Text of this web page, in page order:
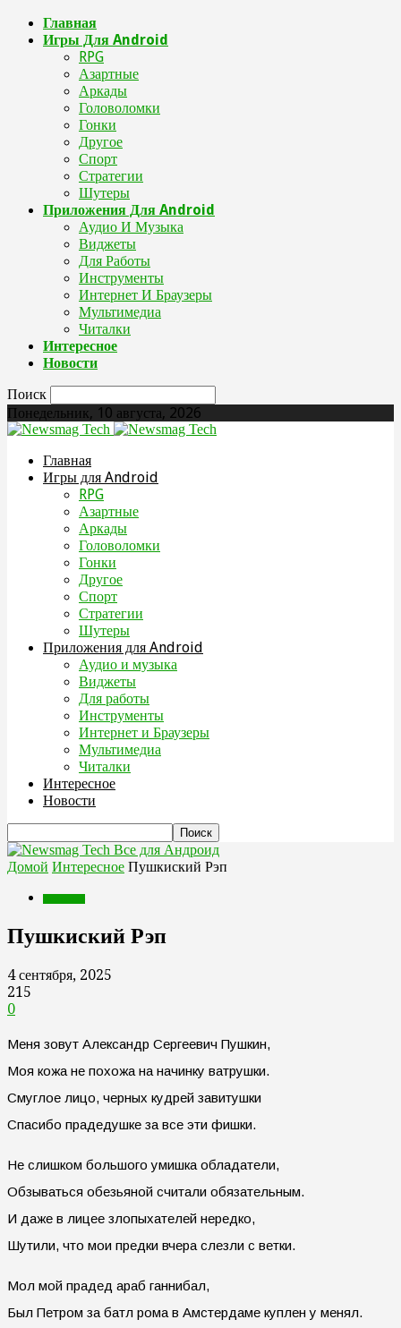
Главная
Игры Для Android
RPG
Азартные
Аркады
Головоломки
Гонки
Другое
Спорт
Стратегии
Шутеры
Приложения Для Android
Аудио И Музыка
Виджеты
Для Работы
Инструменты
Интернет И Браузеры
Мультимедиа
Читалки
Интересное
Новости
Поиск
Понедельник, 10 августа, 2026
Главная
Игры для Android
RPG
Азартные
Аркады
Головоломки
Гонки
Другое
Спорт
Стратегии
Шутеры
Приложения для Android
Аудио и музыка
Виджеты
Для работы
Инструменты
Интернет и Браузеры
Мультимедиа
Читалки
Интересное
Новости
Все для Андроид
Домой Интересное Пушкиский Рэп
Пушкиский Рэп
4 сентября, 2025
215
0
Меня зовут Александр Сергеевич Пушкин,
Моя кожа не похожа на начинку ватрушки.
Смуглое лицо, черных кудрей завитушки
Спасибо прадедушке за все эти фишки.
Не слишком большого умишка обладатели,
Обзываться обезьяной считали обязательным.
И даже в лицее злопыхателей нередко,
Шутили, что мои предки вчера слезли с ветки.
Мол мой прадед араб ганнибал,
Был Петром за батл рома в Амстердаме куплен у менял.